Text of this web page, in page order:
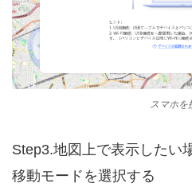
スマホを
Step3.地図上で表示したい
移動モードを選択する